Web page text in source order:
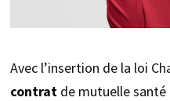
Avec l’insertion de la loi
contrat de mutuelle